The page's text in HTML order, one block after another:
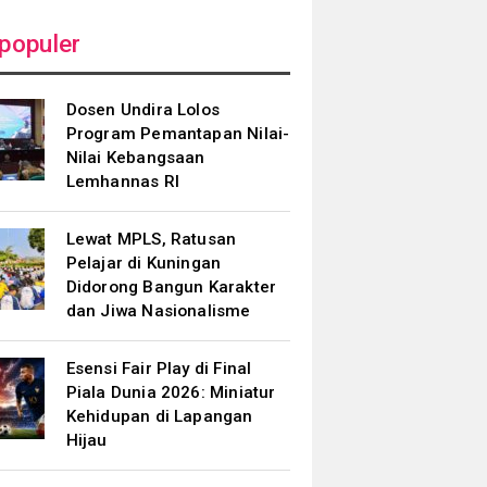
Dosen Undira Lolos
Program Pemantapan Nilai-
Nilai Kebangsaan
Lemhannas RI
Lewat MPLS, Ratusan
Pelajar di Kuningan
Didorong Bangun Karakter
dan Jiwa Nasionalisme
Esensi Fair Play di Final
Piala Dunia 2026: Miniatur
Kehidupan di Lapangan
Hijau